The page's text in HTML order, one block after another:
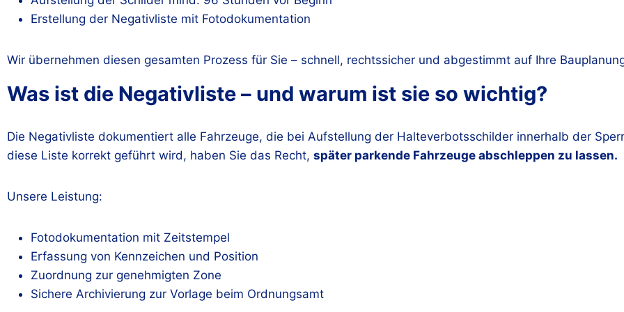
Erstellung der Negativliste mit Fotodokumentation
Wir übernehmen diesen gesamten Prozess für Sie – schnell, rechtssicher und abgestimmt auf Ihre
Was ist die Negativliste – und warum ist sie so wichtig?
Die Negativliste dokumentiert alle Fahrzeuge, die bei Aufstellung der Halteverbotsschilder innerhalb der
diese Liste korrekt geführt wird, haben Sie das Recht, später parkende Fahrzeuge abschleppen zu lassen.
Unsere Leistung:
Fotodokumentation mit Zeitstempel
Erfassung von Kennzeichen und Position
Zuordnung zur genehmigten Zone
Sichere Archivierung zur Vorlage beim Ordnungsamt